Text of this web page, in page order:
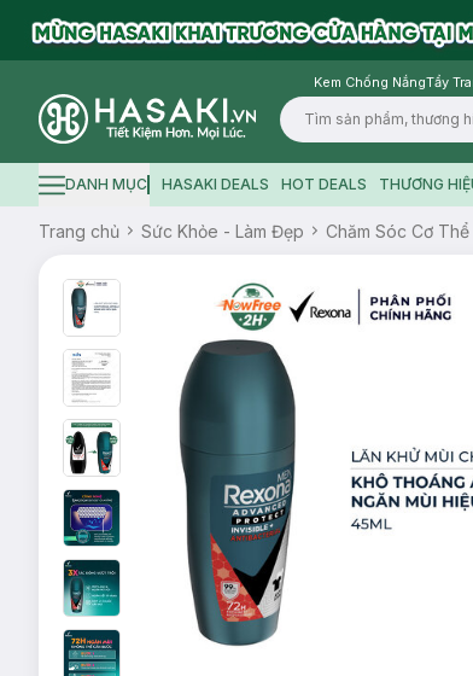
Kem Chống NắngTẩy
Logo
Hamburger icon
DANH MỤC HASAKI DEALS HOT DEALS THƯƠNG
Trang chủ Sức Khỏe - Làm Đẹp Chăm Sóc Cơ Thể